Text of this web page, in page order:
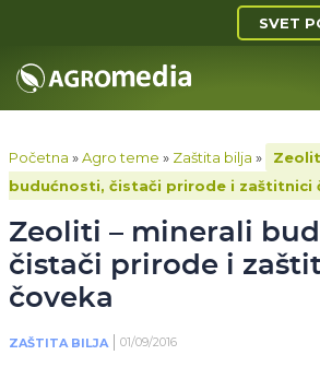
SVET
Početna »Agro teme » Zaštita bilja »
budućnosti, čistači prirode i zaštitnici
Zeoliti – minerali
čistači prirode i
čoveka
ZAŠTITA BILJA 01/09/2016